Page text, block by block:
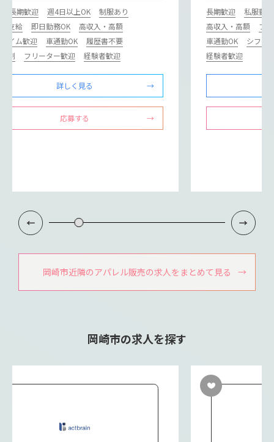
長期歓迎 週4日以上OK
制服あり
支給
即日勤務OK
高収入・高額
イム歓迎
車通勤OK
履歴書不要
制
フリーター歓迎 経験者歓迎
詳しく見る
応募する
長期歓迎
私服勤
高収入・高額
フ
車通勤OK
シフト
経験者歓迎
岡崎市近隣のアパレル販売の求人をまとめて見る
岡崎市の求人を探す